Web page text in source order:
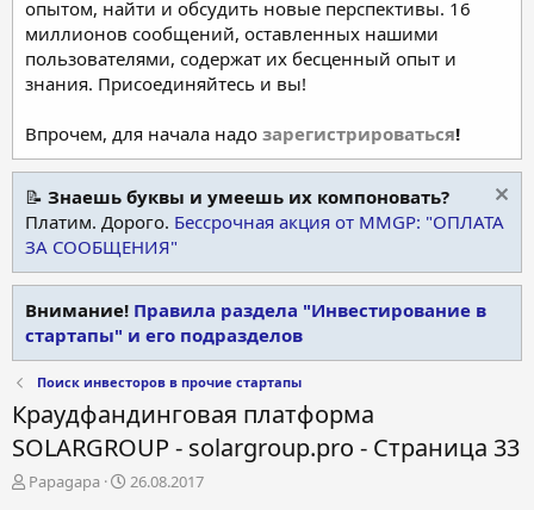
опытом, найти и обсудить новые перспективы. 16
миллионов сообщений, оставленных нашими
пользователями, содержат их бесценный опыт и
знания. Присоединяйтесь и вы!
Впрочем, для начала надо зарегистрироваться!
📝 Знаешь буквы и умеешь их компоновать?
Платим. Дорого. Бессрочная акция от MMGP: "ОПЛАТА
ЗА СООБЩЕНИЯ"
Внимание! Правила раздела "Инвестирование в
стартапы" и его подразделов
Поиск инвесторов в прочие стартапы
Краудфандинговая платформа
SOLARGROUP - solargroup.pro - Страница 33
А
Papagapa
Д
26.08.2017